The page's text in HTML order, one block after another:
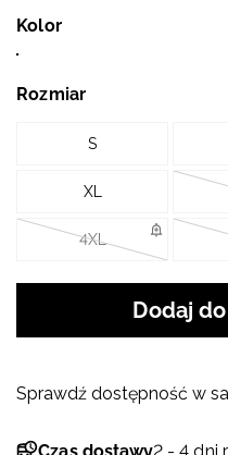
Kolor
Rozmiar
S
XL
4XL
Dodaj
Sprawdź dostępność w